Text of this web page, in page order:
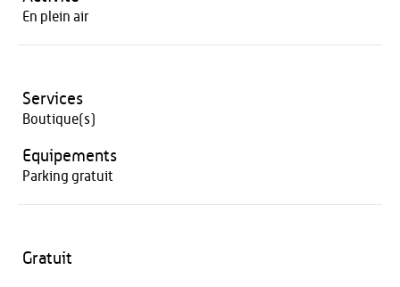
En plein air
Services
Boutique(s)
Equipements
Parking gratuit
Gratuit